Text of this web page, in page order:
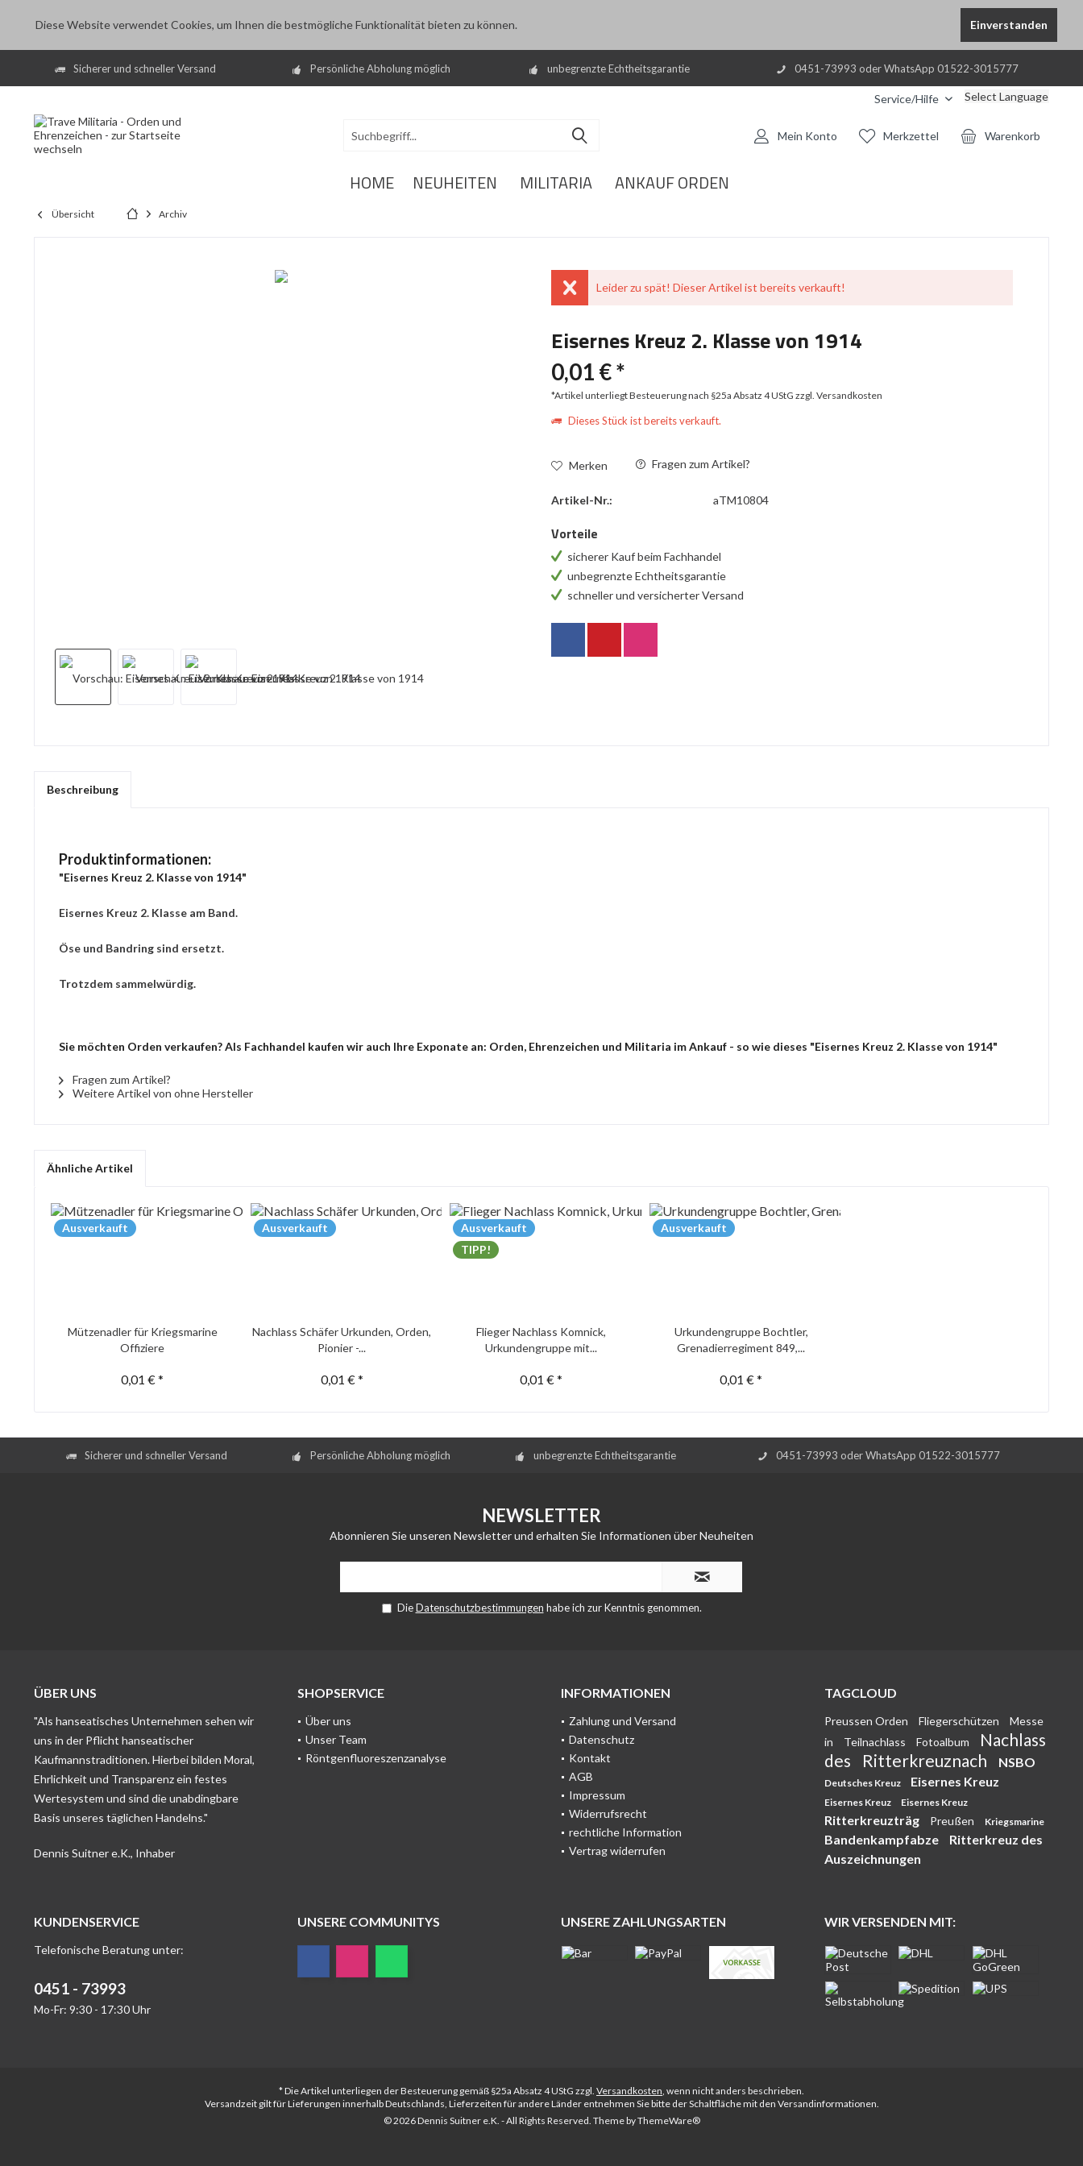
Diese Website verwendet Cookies, um Ihnen die bestmögliche Funktionalität bieten zu können. Einverstanden
Sicherer und schneller Versand Persönliche Abholung möglich unbegrenzte Echtheitsgarantie 0451-73993 oder WhatsApp 01522-3015777
Service/Hilfe Select Language
Warenkorb
Merkzettel
Mein Konto
HOME NEUHEITEN MILITARIA ANKAUF ORDEN
Übersicht Archiv
Leider zu spät! Dieser Artikel ist bereits verkauft!
Eisernes Kreuz 2. Klasse von 1914
0,01 € *
*Artikel unterliegt Besteuerung nach §25a Absatz 4 UStGzzgl. Versandkosten
Dieses Stück ist bereits verkauft.
Merken Fragen zum Artikel?
Artikel-Nr.: aTM10804
Vorteile
sicherer Kauf beim Fachhandel
unbegrenzte Echtheitsgarantie
schneller und versicherter Versand
Beschreibung
Produktinformationen:
"Eisernes Kreuz 2. Klasse von 1914"
Eisernes Kreuz 2. Klasse am Band.
Öse und Bandring sind ersetzt.
Trotzdem sammelwürdig.
Sie möchten Orden verkaufen? Als Fachhandel kaufen wir auch Ihre Exponate an: Orden, Ehrenzeichen und Militaria im Ankauf - so wie dieses "Eisernes Kreuz 2. Klasse von 1914"
Fragen zum Artikel?
Weitere Artikel von ohne Hersteller
Ähnliche Artikel
Ausverkauft
Mützenadler für Kriegsmarine
Offiziere
0,01 € *
Ausverkauft
Nachlass Schäfer Urkunden, Orden,
Pionier -...
0,01 € *
Ausverkauft
TIPP!
Flieger Nachlass Komnick,
Urkundengruppe mit...
0,01 € *
Ausverkauft
Urkundengruppe Bochtler,
Grenadierregiment 849,...
0,01 € *
Sicherer und schneller Versand Persönliche Abholung möglich unbegrenzte Echtheitsgarantie 0451-73993 oder WhatsApp 01522-3015777
NEWSLETTER
Abonnieren Sie unseren Newsletter und erhalten Sie Informationen über Neuheiten
DieDatenschutzbestimmungen habe ich zur Kenntnis genommen.
ÜBER UNS
"Als hanseatisches Unternehmen sehen wir
uns in der Pflicht hanseatischer
Kaufmannstraditionen. Hierbei bilden Moral,
Ehrlichkeit und Transparenz ein festes
Wertesystem und sind die unabdingbare
Basis unseres täglichen Handelns."
Dennis Suitner e.K., Inhaber
SHOPSERVICE
Über uns
Unser Team
Röntgenfluoreszenzanalyse
INFORMATIONEN
Zahlung und Versand
Datenschutz
Kontakt
AGB
Impressum
Widerrufsrecht
rechtliche Information
Vertrag widerrufen
TAGCLOUD
Preussen Orden Fliegerschützen
Messe
in
Teilnachlass Fotoalbum
Nachlass
des
Ritterkreuznach NSBO
Deutsches Kreuz Eisernes Kreuz
Eisernes Kreuz Eisernes Kreuz
Ritterkreuzträg Preußen Kriegsmarine
Bandenkampfabze
Ritterkreuz des
Auszeichnungen
KUNDENSERVICE
Telefonische Beratung unter:
0451 - 73993
Mo-Fr: 9:30 - 17:30 Uhr
UNSERE COMMUNITYS UNSERE ZAHLUNGSARTEN WIR VERSENDEN MIT:
* Die Artikel unterliegen der Besteuerung gemäß §25a Absatz 4 UStG zzgl. Versandkosten, wenn nicht anders beschrieben.
Versandzeit gilt für Lieferungen innerhalb Deutschlands, Lieferzeiten für andere Länder entnehmen Sie bitte der Schaltfläche mit den Versandinformationen.
© 2026 Dennis Suitner e.K. - All Rights Reserved. Theme byThemeWare®